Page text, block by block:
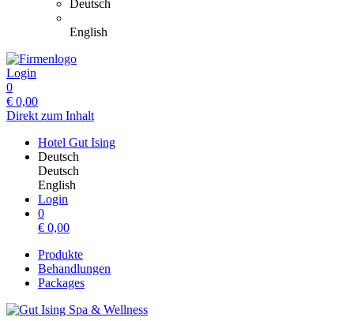
Deutsch
English
Login
0
€ 0,00
Direkt zum Inhalt
Hotel Gut Ising
Deutsch
Deutsch
English
Login
0
€ 0,00
Produkte
Behandlungen
Packages